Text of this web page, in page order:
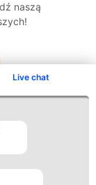
Live chat
naszą